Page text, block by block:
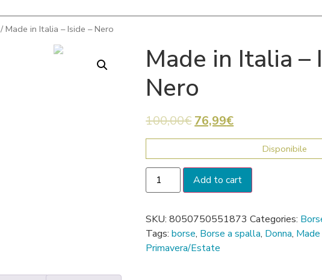
/ Made in Italia – Iside – Nero
Made in Italia –
Nero
100,00€ 76,99€
Disponibile
Add to cart
SKU:8050750551873 Categories:
Tags:borse, Borse a spalla, Donna,
Primavera/Estate